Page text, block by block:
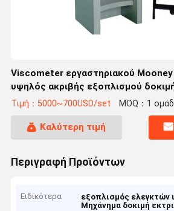
Viscometer εργαστηριακού Mooney
υψηλός ακριβής εξοπλισμού
Τιμή：5000~700USD/set MOQ：1
Καλύτερη τιμή
Περιγραφή Προϊόντων
Ειδικότερα εξοπλισμός ελεγκτών
Μηχάνημα δοκιμή